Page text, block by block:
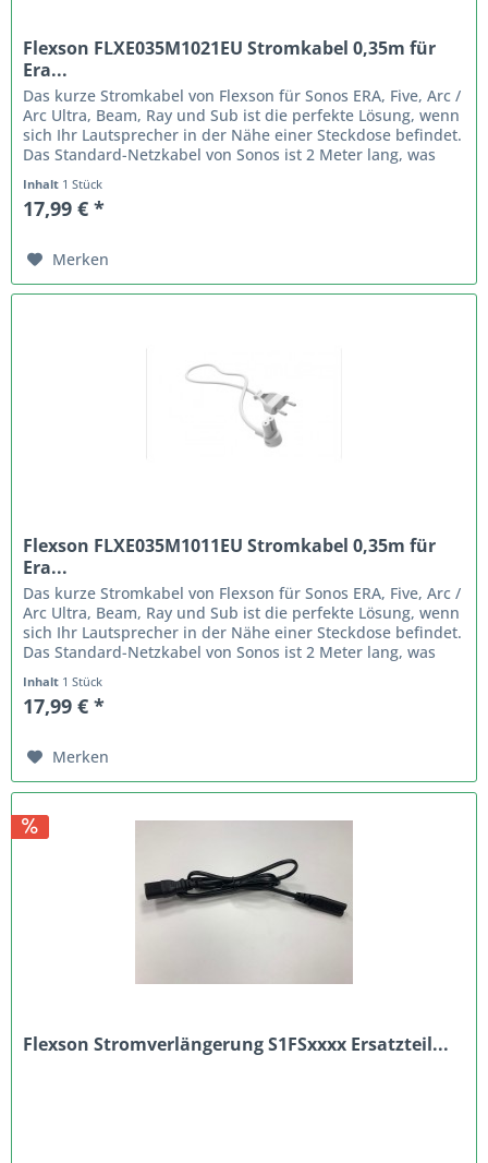
Flexson FLXE035M1021EU Stromkabel 0,35m für
Era...
Das kurze Stromkabel von Flexson für Sonos ERA, Five, Arc /
Arc Ultra, Beam, Ray und Sub ist die perfekte Lösung, wenn
sich Ihr Lautsprecher in der Nähe einer Steckdose befindet.
Das Standard-Netzkabel von Sonos ist 2 Meter lang, was
Inhalt 1 Stück
17,99 € *
Merken
Flexson FLXE035M1011EU Stromkabel 0,35m für
Era...
Das kurze Stromkabel von Flexson für Sonos ERA, Five, Arc /
Arc Ultra, Beam, Ray und Sub ist die perfekte Lösung, wenn
sich Ihr Lautsprecher in der Nähe einer Steckdose befindet.
Das Standard-Netzkabel von Sonos ist 2 Meter lang, was
Inhalt 1 Stück
17,99 € *
Merken
Flexson Stromverlängerung S1FSxxxx Ersatzteil...